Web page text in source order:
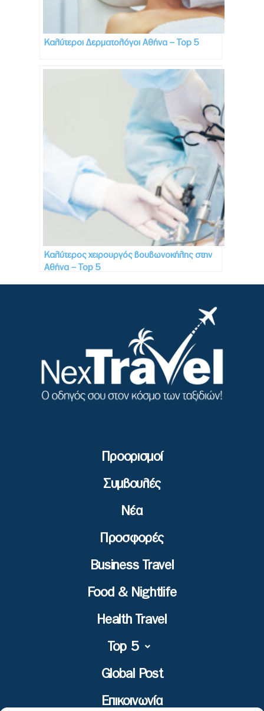
Καλύτεροι Δερματολόγοι Αθήνα – Top 5
Καλύτερος χειρουργός βουβωνοκήλης στην
Αθήνα – Top 5
Προορισμοί
Συμβουλές
Νέα
Προσφορές
Business Travel
Food & Nightlife
Health Travel
Top 5
Global Post
Επικοινωνία